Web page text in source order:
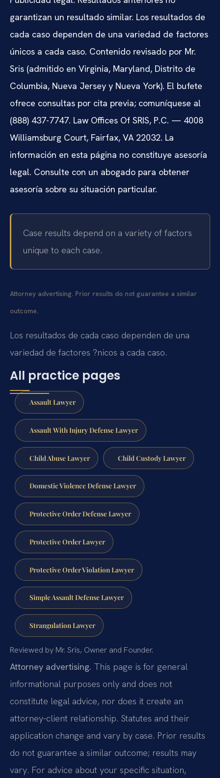
garantizan un resultado similar. Los resultados de
cada caso dependen de una variedad de factores
únicos a cada caso. Contenido revisado por Mr.
Sris (admitido en Virginia, Maryland, Distrito de
Columbia, Nueva Jersey y Nueva York). El bufete
ofrece consultas por cita previa; comuníquese al
(888) 437-7747. Law Offices Of SRIS, P.C. — 4008
Williamsburg Court, Fairfax, VA 22032. La
información en esta página no constituye asesoría
legal. Consulte con un abogado para obtener
asesoría sobre su situación particular.
Case results depend on a variety of factors
unique to each case.
Attorney advertising. Prior results do not guarantee a similar
outcome.
Los resultados de cada caso dependen de una
variedad de factores ?nicos a cada caso.
All practice pages
Assault Lawyer
Assault With Injury Defense Lawyer
Child Abuse Lawyer Child Custody Lawyer
Domestic Violence Defense Lawyer
Protective Order Defense Lawyer
Protective Order Lawyer
Protective Order Violation Lawyer
Simple Assault Defense Lawyer
Strangulation Lawyer
Reviewed by Mr. Sris, Owner and Founder.
Attorney advertising. This page is for general
informational purposes only and does not
constitute legal advice, nor does it create an
attorney-client relationship. Statutes and their
application change and vary by case. Prior results
do not guarantee a similar outcome; results may
vary. For advice about your specific situation,